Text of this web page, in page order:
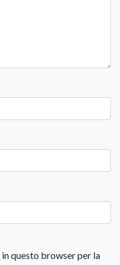
questo browser per la